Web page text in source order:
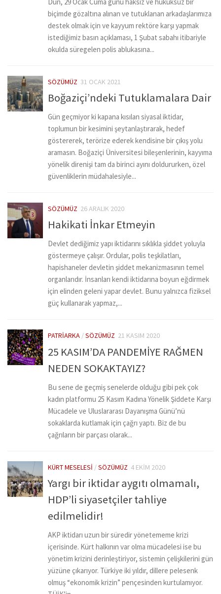
biçimde gözaltına alınan ve tutuklanan arkadaşlarımıza
destek olmak için ve kayyum rektöre karşı yapmak
istediğimiz basın açıklaması, 1 Şubat sabahı itibariyle
okulda süregelen polis ablukasına...
SÖZÜMÜZ 31 OCAK 2021
Boğaziçi’ndeki Tutuklamalara Dair
Gün geçmiyor ki kapana kısılan siyasal iktidar,
toplumun bir kesimini şeytanlaştırarak, hedef
göstererek, terörize ederek kendisine bir çıkış yolu
aramasın. Boğaziçi Üniversitesi bileşenlerinin, kayyıma
yönelik direnişi tam da birinci ayını doldururken, özel
güvenliklerin müdahalesiyle...
SÖZÜMÜZ 26 ARALIK 2020
Hakikati İnkar Etmeyin
Devlet dediğimiz yapı iktidarını sıklıkla şiddet yoluyla
göstermeye çalışır. Ordular, polis teşkilatları,
hapishaneler devletin şiddet mekanizmasının temel
organlarıdır. İnsanları kendi iktidarına boyun eğdirmek
için elinden geleni yapar devlet. Bunu yalnızca fiziksel
güç kullanarak yapmaz,...
PATRIARKA /SÖZÜMÜZ 21 KASIM 2020
25 KASIM’DA PANDEMİYE RAĞMEN
NEDEN SOKAKTAYIZ?
Bu sene de geçmiş senelerde olduğu gibi pek çok
kadın platformu 25 Kasım Kadına Yönelik Şiddete Karşı
Mücadele ve Uluslararası Dayanışma Günü’nü
sokaklarda kutlamak için çağrı yaptı. Biz de bu
çağrıların bir parçası olarak...
KÜRT MESELESI /SÖZÜMÜZ 4 EKIM 2020
Yargı bir iktidar aygıtı olmamalı,
HDP’li siyasetçiler tahliye
edilmelidir!
AKP iktidarı uzun bir süredir yönetememe krizi
içerisinde. Kürt halkının var olma mücadelesi ise bu
yönetim krizini derinleştiriyor, sistemin çelişkilerini gün
yüzüne çıkarıyor. Türkiye iki yıldır, dillere pelesenk
olmuş “ekonomik krizin” pençesinden kurtulamıyor.